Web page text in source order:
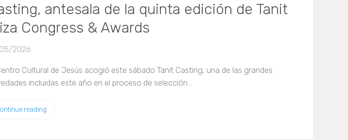
antesala de la quinta edición de Tanit
Congress & Awards
2026
Cultural de Jesús acogió este sábado Tanit Casting, una de las grandes
incluidas este año en el proceso de selección…
reading